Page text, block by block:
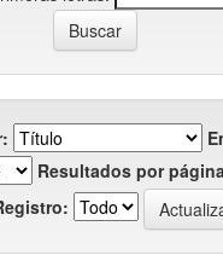
Resultados por